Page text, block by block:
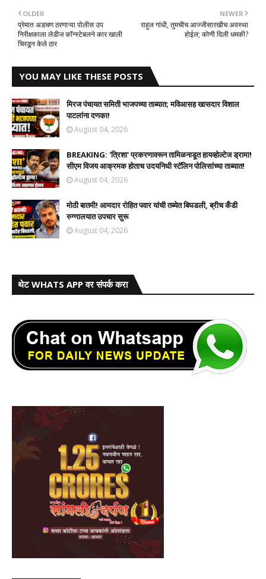
NEWER
राहुल गांधी, तुमचीच आज्जीसारखीच अवस्था
होईल; कोणी दिली धमकी?
OLDER
प्रेमात अडचण ठरणाऱ्या पोलीस उप
निरीक्षकाला लेडीज कॉन्स्टेबलने कार खाली
चिरडून केले ठार
YOU MAY LIKE THESE POSTS
मिरज पंचायत समिती भाजपच्या ताब्यात; मविआसह खासदार विशाल
पाटलांना दणका!
August 04, 2026
BREAKING: 'त्रिशा' प्रकरणावरून तामिळनाडूत हायव्होल्टेज ड्रामा!
सीएम विजय आक्रमक होताच उदयनिधी स्टॅलिन पोलिसांच्या ताब्यात!
August 04, 2026
मोठी बातमी! आमदार रोहित पवार यांची तब्येत बिघडली, ब्रीच कँडी
रुग्णालयात उपचार सुरू
August 04, 2026
थेट WHATS APP वर संपर्क करा